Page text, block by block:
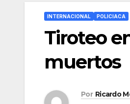
INTERNACIONAL POLICIACA
Tiroteo
muertos
Por Ricardo